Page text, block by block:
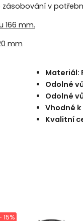
v
166 mm.
mm
Materiál:
Odolné
Odolné
Vhodné
Kvalitní
15%